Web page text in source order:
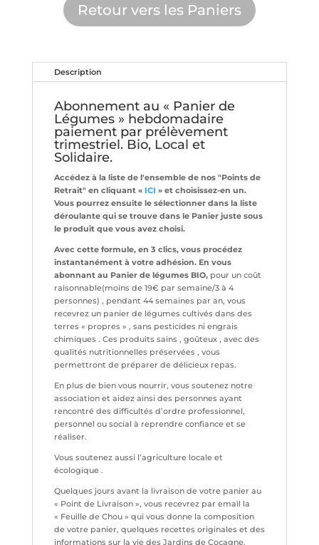
Retour vers les Paniers
Description
Abonnement au « Panier de
Légumes » hebdomadaire
paiement par prélèvement
trimestriel. Bio, Local et
Solidaire.
Accédez à la liste de l'ensemble de nos "Points de
Retrait" en cliquant « ICI » et choisissez-en un.
Vous pourrez ensuite le sélectionner dans la liste
déroulante qui se trouve dans le Panier juste sous
le produit que vous avez choisi.
Avec cette formule, en 3 clics, vous procédez
instantanément à votre adhésion. En vous
abonnant au Panier de légumes BIO,pour un coût
raisonnable(moins de 19€ par semaine/3 à 4
personnes) , pendant 44 semaines par an, vous
recevrez un panier de légumes cultivés dans des
terres « propres » , sans pesticides ni engrais
chimiques . Ces produits sains , goûteux , avec des
qualités nutritionnelles préservées , vous
permettront de préparer de délicieux repas.
En plus de bien vous nourrir, vous soutenez notre
association et aidez ainsi des personnes ayant
rencontré des difficultés d’ordre professionnel,
personnel ou social à reprendre confiance et se
réaliser.
Vous soutenez aussi l’agriculture locale et
écologique .
Quelques jours avant la livraison de votre panier au
« Point de Livraison », vous recevrez par email la
« Feuille de Chou » qui vous donne la composition
de votre panier, quelques recettes originales et des
informations sur la vie des Jardins de Cocagne.